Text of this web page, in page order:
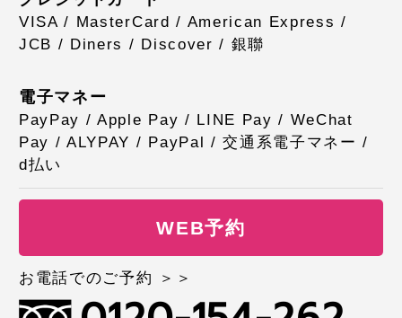
VISA / MasterCard / American Express /
JCB / Diners / Discover / 銀聯
電子マネー
PayPay / Apple Pay / LINE Pay / WeChat
Pay / ALYPAY / PayPal / 交通系電子マネー /
d払い
WEB予約
お電話でのご予約 ＞＞